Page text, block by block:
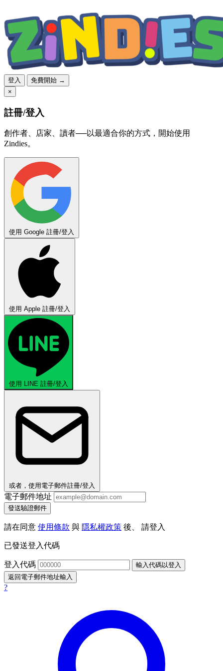
登入
免費開始 →
×
註冊/登入
創作者、店家、讀者──以最適合你的方式，開始使用
Zindies。
使用 Google 註冊/登入
使用 Apple 註冊/登入
使用 LINE 註冊/登入
或者，使用電子郵件註冊/登入
電子郵件地址
發送驗證郵件
請在同意 使用條款 與 隱私權政策 後、 請登入
已發送登入代碼
登入代碼
輸入代碼以登入
返回電子郵件地址輸入
?